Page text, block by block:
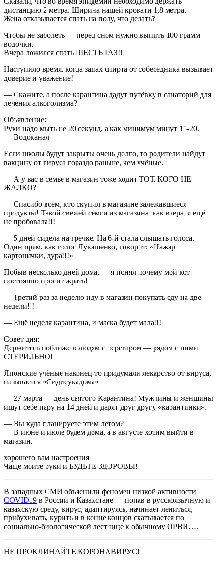
дистанцию 2 метра. Ширина нашей кровати 1,8 метра.
Жена отказывается спать на полу, что делать?
Чтобы не заболеть — перед сном нужно выпить 100 грамм
водочки.
Вчера ложился спать ШЕСТЬ РАЗ!!!
Наступило время, когда запах спирта от собеседника вызывает
доверие и уважение!
— Скажите, а после карантина дадут путёвку в санаторий для
лечения алкоголизма?
Объявление:
Руки надо мыть не 20 секунд, а как минимум минут 15-20.
— Водоканал —
Если школы будут закрыты очень долго, то родители найдут
вакцину от вируса гораздо раньше, чем учёные.
— А у вас в семье в магазин тоже ходит ТОТ, КОГО НЕ
ЖАЛКО?
— Спасибо всем, кто скупил в магазине залежавшиеся
продукты! Такой свежей сёмги из магазина, как вчера, я ещё
не пробовала!!!
— 5 дней сидела на гречке. На 6-й стала слышать голоса.
Один прям, как голос Лукашенко, говорит: «Нажар
картошачки, дура!!!»
Побыв несколько дней дома, — я понял почему мой кот
постоянно просит жрать!
— Третий раз за неделю иду в магазин покупать еду на две
недели!!!
— Ещё неделя карантина, и маска будет мала!!!
Совет дня:
Держитесь поближе к людям с перегаром — рядом с ними
СТЕРИЛЬНО!
Японские учёные наконец-то придумали лекарство от вируса,
называется «Сидисукадома»
— 27 марта — день святого Карантина! Мужчины и женщины
ищут себе пару на 14 дней и дарят друг другу «карантинки».
— Вы куда планируете этим летом?
— В июне и июле будем дома, а в августе хотим выйти в
магазин.
хорошего вам настроения
Чаще мойте руки и БУДЬТЕ ЗДОРОВЫ!
В западных СМИ объяснили феномен низкой активности
COVID19 в России и Казахстане — попав в русскоязычную и
казахскую среду, вирус, адаптируясь, начинает лениться,
прибухивать, курить и в конце концов скатывается по
социально-биологической лестнице к обычному ОРВИ….
НЕ ПРОКЛИНАЙТЕ КОРОНАВИРУС!